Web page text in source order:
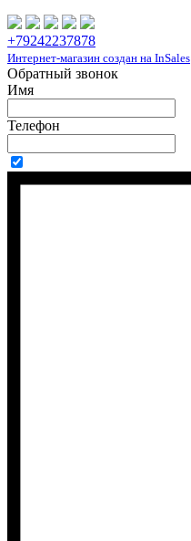
+79242237878
Интернет-магазин создан на InSales
Обратный звонок
Имя
Телефон